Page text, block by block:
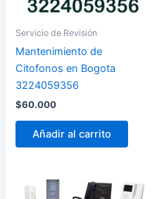
Servicio de Revisión
Mantenimiento de
Citofonos en Bogota
3224059356
$60.000
Añadir al carrito